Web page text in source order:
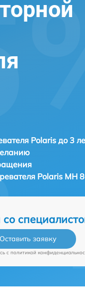
Polaris до 3
Polaris MH
со
Оставить заявку
c политикой